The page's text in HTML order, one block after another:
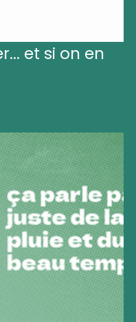
et si on en